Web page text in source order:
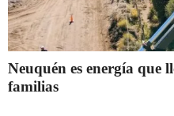
Neuquén es energía que
familias